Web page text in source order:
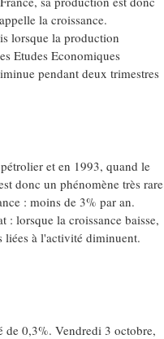
la croissance.
lorsque la production
Etudes Economiques
pendant deux trimestres
et en 1993, quand le
donc un phénomène très rare
: moins de 3% par an.
: lorsque la croissance baisse,
liées à l'activité diminuent.
de 0,3%. Vendredi 3 octobre,